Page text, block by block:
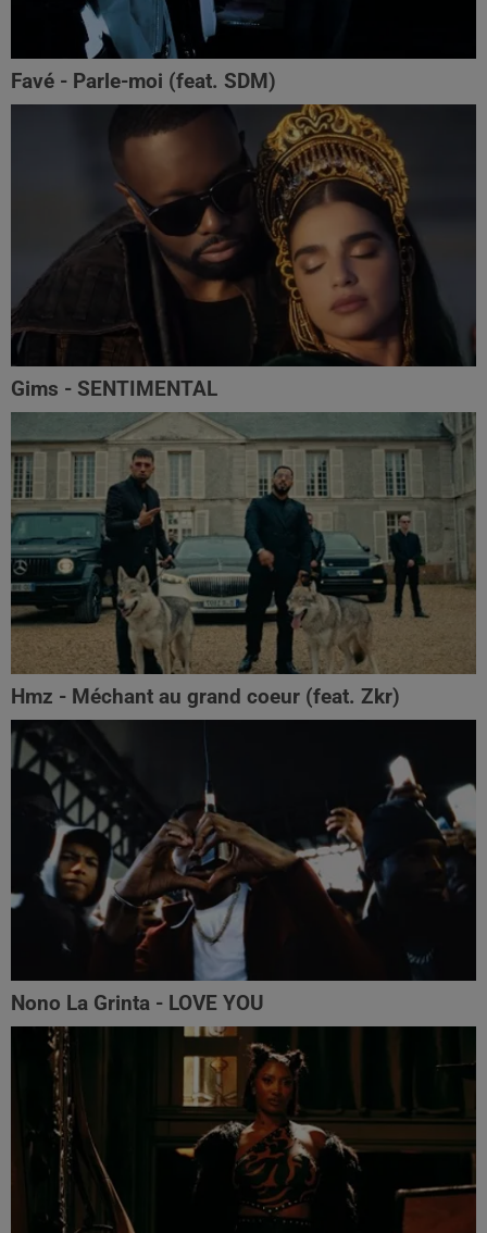
Favé - Parle-moi (feat. SDM)
Gims - SENTIMENTAL
Hmz - Méchant au grand coeur (feat. Zkr)
Nono La Grinta - LOVE YOU